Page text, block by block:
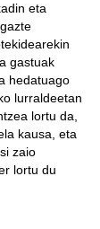
eta
gastuak
hedatuago
lurraldeetan
lortu da,
kausa, eta
zaio
lortu du